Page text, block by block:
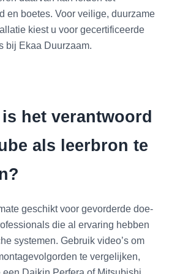
en boetes. Voor veilige, duurzame
kiest u voor gecertificeerde
bij Ekaa Duurzaam.
is het verantwoord
als leerbron te
geschikt voor gevorderde doe-
die al ervaring hebben
systemen. Gebruik video’s om
te vergelijken,